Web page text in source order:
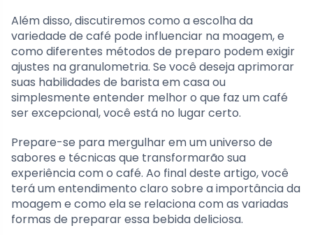
Além disso, discutiremos como a escolha da
variedade de café pode influenciar na moagem, e
como diferentes métodos de preparo podem exigir
ajustes na granulometria. Se você deseja aprimorar
suas habilidades de barista em casa ou
simplesmente entender melhor o que faz um café
ser excepcional, você está no lugar certo.
Prepare-se para mergulhar em um universo de
sabores e técnicas que transformarão sua
experiência com o café. Ao final deste artigo, você
terá um entendimento claro sobre a importância da
moagem e como ela se relaciona com as variadas
formas de preparar essa bebida deliciosa.